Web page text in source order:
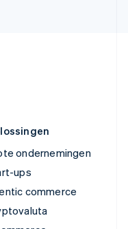
ondernemingen
ups
commerce